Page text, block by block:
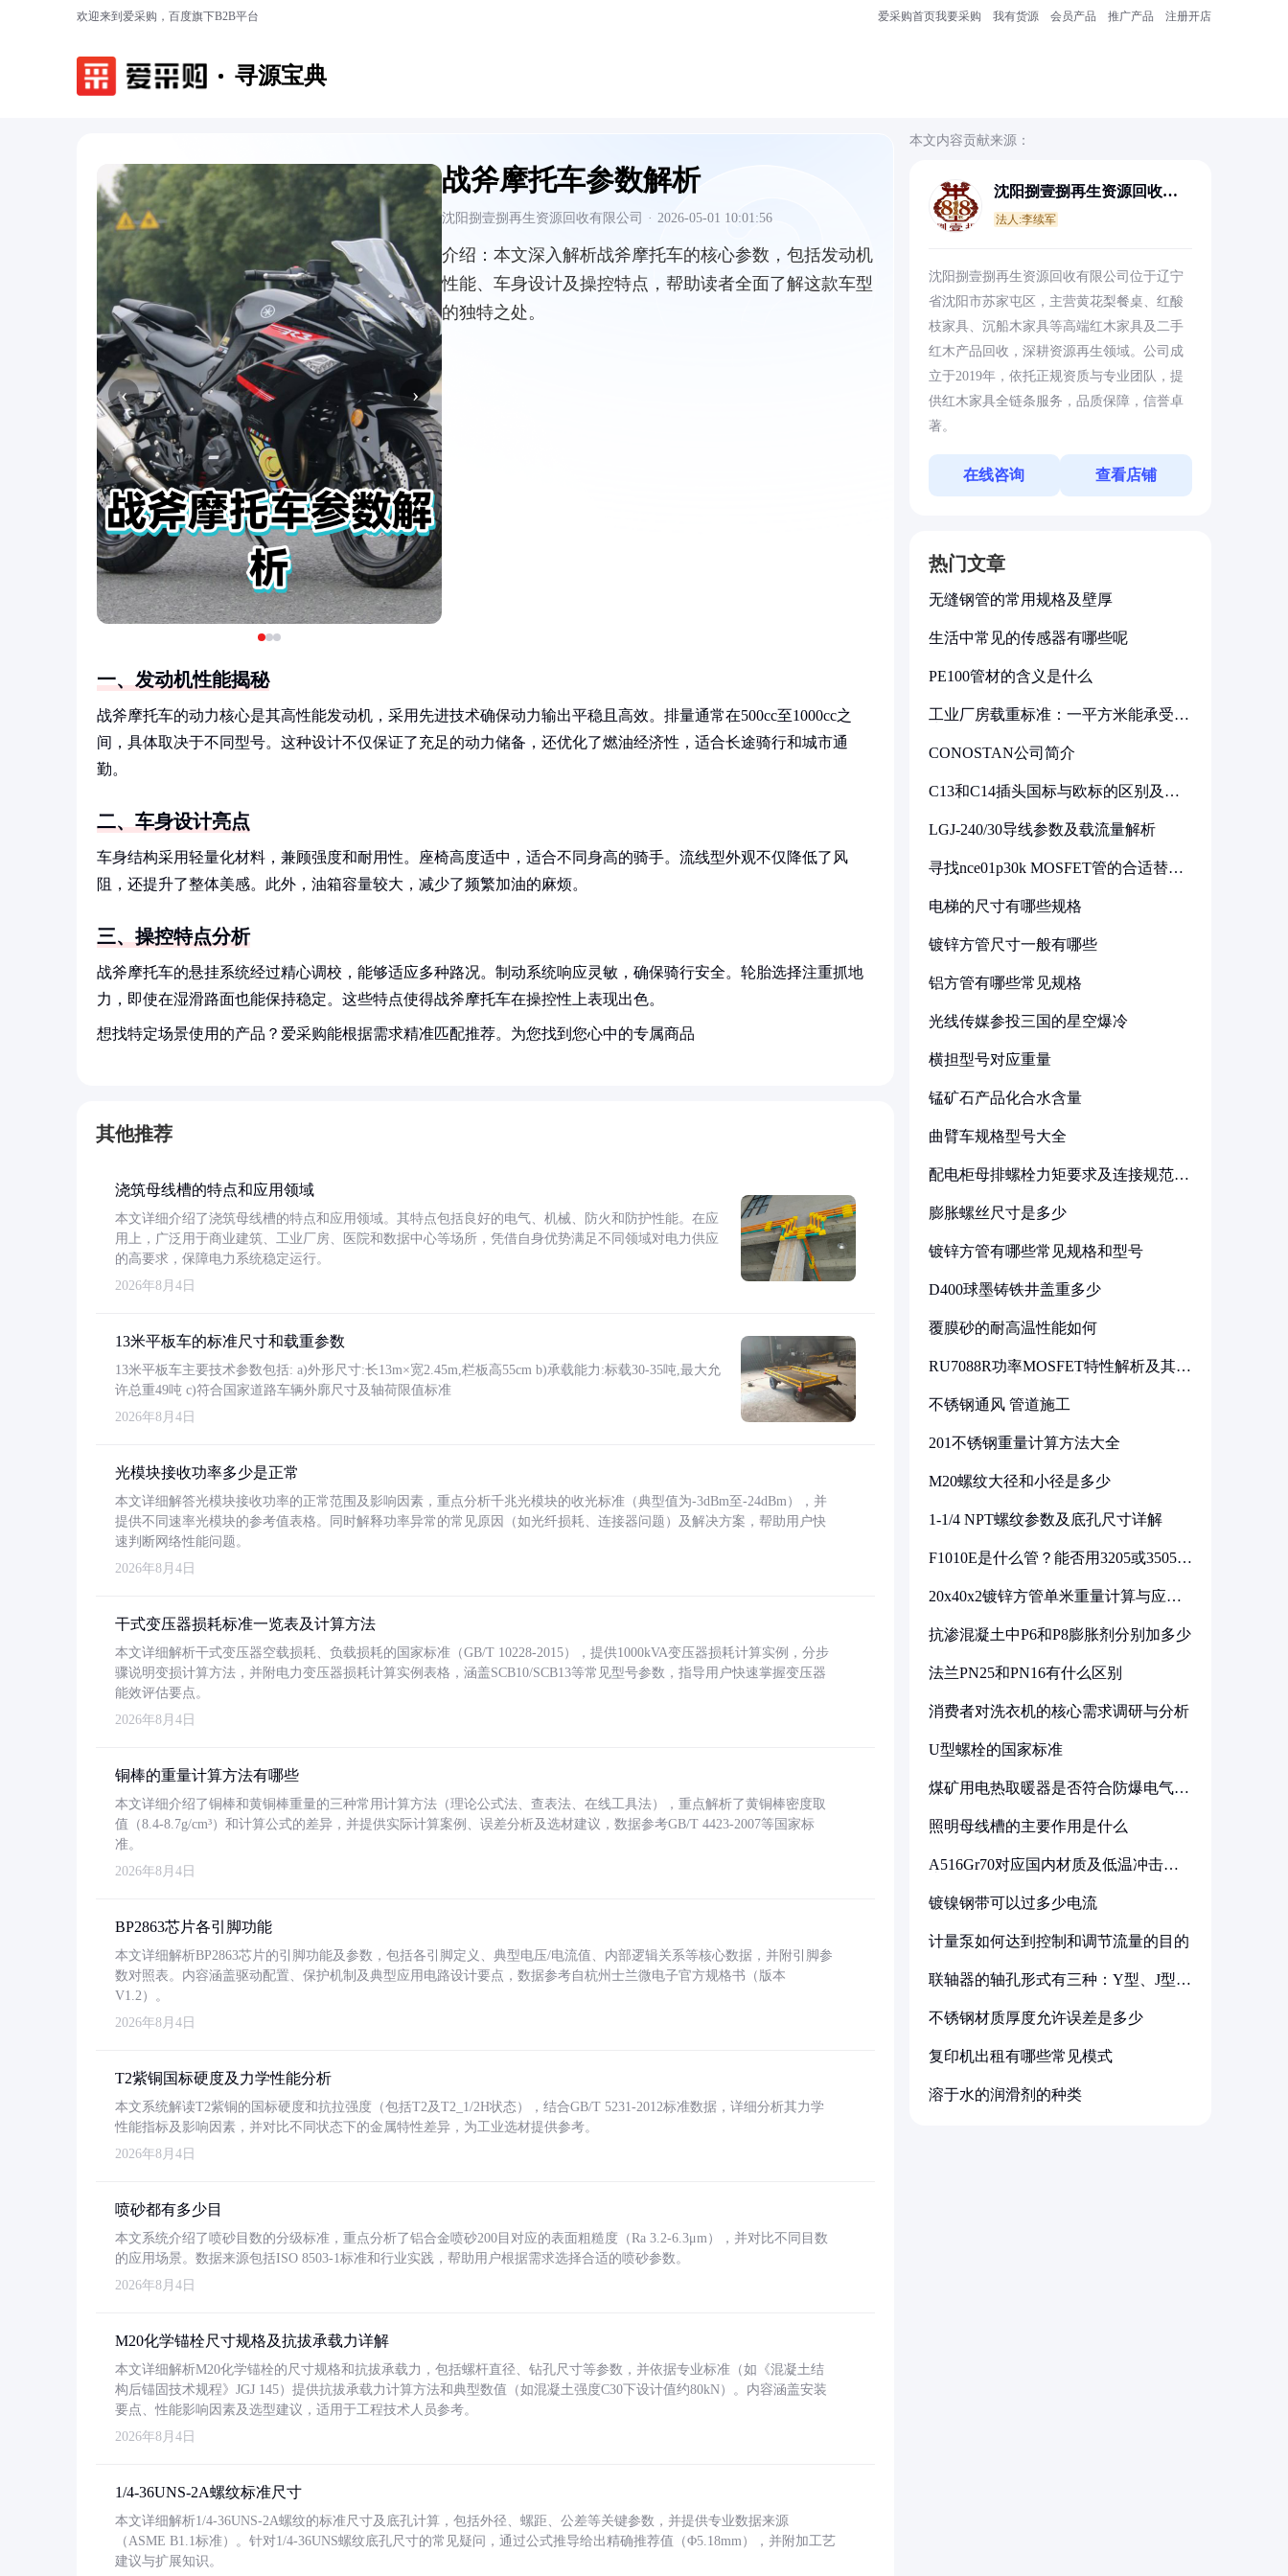
欢迎来到爱采购，百度旗下B2B平台 爱采购首页我要采购 我有货源 会员产品 推广产品 注册开店
寻源宝典
‹ ›
战斧摩托车参数解析
沈阳捌壹捌再生资源回收有限公司 · 2026-05-01 10:01:56
介绍： 本文深入解析战斧摩托车的核心参数，包括发动机
性能、车身设计及操控特点，帮助读者全面了解这款车型
的独特之处。
一、发动机性能揭秘
战斧摩托车的动力核心是其高性能发动机，采用先进技术确保动力输出平稳且高效。排量通常在500cc至1000cc之
间，具体取决于不同型号。这种设计不仅保证了充足的动力储备，还优化了燃油经济性，适合长途骑行和城市通
勤。
二、车身设计亮点
车身结构采用轻量化材料，兼顾强度和耐用性。座椅高度适中，适合不同身高的骑手。流线型外观不仅降低了风
阻，还提升了整体美感。此外，油箱容量较大，减少了频繁加油的麻烦。
三、操控特点分析
战斧摩托车的悬挂系统经过精心调校，能够适应多种路况。制动系统响应灵敏，确保骑行安全。轮胎选择注重抓地
力，即使在湿滑路面也能保持稳定。这些特点使得战斧摩托车在操控性上表现出色。
想找特定场景使用的产品？爱采购能根据需求精准匹配推荐。为您找到您心中的专属商品
其他推荐
浇筑母线槽的特点和应用领域
本文详细介绍了浇筑母线槽的特点和应用领域。其特点包括良好的电气、机械、防火和防护性能。在应
用上，广泛用于商业建筑、工业厂房、医院和数据中心等场所，凭借自身优势满足不同领域对电力供应
的高要求，保障电力系统稳定运行。
2026年8月4日
13米平板车的标准尺寸和载重参数
13米平板车主要技术参数包括: a)外形尺寸:长13m×宽2.45m,栏板高55cm b)承载能力:标载30-35吨,最大允
许总重49吨 c)符合国家道路车辆外廓尺寸及轴荷限值标准
2026年8月4日
光模块接收功率多少是正常
本文详细解答光模块接收功率的正常范围及影响因素，重点分析千兆光模块的收光标准（典型值为-3dBm至-24dBm），并
提供不同速率光模块的参考值表格。同时解释功率异常的常见原因（如光纤损耗、连接器问题）及解决方案，帮助用户快
速判断网络性能问题。
2026年8月4日
干式变压器损耗标准一览表及计算方法
本文详细解析干式变压器空载损耗、负载损耗的国家标准（GB/T 10228-2015），提供1000kVA变压器损耗计算实例，分步
骤说明变损计算方法，并附电力变压器损耗计算实例表格，涵盖SCB10/SCB13等常见型号参数，指导用户快速掌握变压器
能效评估要点。
2026年8月4日
铜棒的重量计算方法有哪些
本文详细介绍了铜棒和黄铜棒重量的三种常用计算方法（理论公式法、查表法、在线工具法），重点解析了黄铜棒密度取
值（8.4-8.7g/cm³）和计算公式的差异，并提供实际计算案例、误差分析及选材建议，数据参考GB/T 4423-2007等国家标
准。
2026年8月4日
BP2863芯片各引脚功能
本文详细解析BP2863芯片的引脚功能及参数，包括各引脚定义、典型电压/电流值、内部逻辑关系等核心数据，并附引脚参
数对照表。内容涵盖驱动配置、保护机制及典型应用电路设计要点，数据参考自杭州士兰微电子官方规格书（版本
V1.2）。
2026年8月4日
T2紫铜国标硬度及力学性能分析
本文系统解读T2紫铜的国标硬度和抗拉强度（包括T2及T2_1/2H状态），结合GB/T 5231-2012标准数据，详细分析其力学
性能指标及影响因素，并对比不同状态下的金属特性差异，为工业选材提供参考。
2026年8月4日
喷砂都有多少目
本文系统介绍了喷砂目数的分级标准，重点分析了铝合金喷砂200目对应的表面粗糙度（Ra 3.2-6.3μm），并对比不同目数
的应用场景。数据来源包括ISO 8503-1标准和行业实践，帮助用户根据需求选择合适的喷砂参数。
2026年8月4日
M20化学锚栓尺寸规格及抗拔承载力详解
本文详细解析M20化学锚栓的尺寸规格和抗拔承载力，包括螺杆直径、钻孔尺寸等参数，并依据专业标准（如《混凝土结
构后锚固技术规程》JGJ 145）提供抗拔承载力计算方法和典型数值（如混凝土强度C30下设计值约80kN）。内容涵盖安装
要点、性能影响因素及选型建议，适用于工程技术人员参考。
2026年8月4日
1/4-36UNS-2A螺纹标准尺寸
本文详细解析1/4-36UNS-2A螺纹的标准尺寸及底孔计算，包括外径、螺距、公差等关键参数，并提供专业数据来源
（ASME B1.1标准）。针对1/4-36UNS螺纹底孔尺寸的常见疑问，通过公式推导给出精确推荐值（Φ5.18mm），并附加工艺
建议与扩展知识。
本文内容贡献来源：
沈阳捌壹捌再生资源回收有
法人:李续军
沈阳捌壹捌再生资源回收有限公司位于辽宁
省沈阳市苏家屯区，主营黄花梨餐桌、红酸
枝家具、沉船木家具等高端红木家具及二手
红木产品回收，深耕资源再生领域。公司成
立于2019年，依托正规资质与专业团队，提
供红木家具全链条服务，品质保障，信誉卓
著。
在线咨询 查看店铺
热门文章
无缝钢管的常用规格及壁厚
生活中常见的传感器有哪些呢
PE100管材的含义是什么
工业厂房载重标准：一平方米能承受多
CONOSTAN公司简介
C13和C14插头国标与欧标的区别及其
LGJ-240/30导线参数及载流量解析
寻找nce01p30k MOSFET管的合适替代
电梯的尺寸有哪些规格
镀锌方管尺寸一般有哪些
铝方管有哪些常见规格
光线传媒参投三国的星空爆冷
横担型号对应重量
锰矿石产品化合水含量
曲臂车规格型号大全
配电柜母排螺栓力矩要求及连接规范详
膨胀螺丝尺寸是多少
镀锌方管有哪些常见规格和型号
D400球墨铸铁井盖重多少
覆膜砂的耐高温性能如何
RU7088R功率MOSFET特性解析及其在
不锈钢通风 管道施工
201不锈钢重量计算方法大全
M20螺纹大径和小径是多少
1-1/4 NPT螺纹参数及底孔尺寸详解
F1010E是什么管？能否用3205或3505代
20x40x2镀锌方管单米重量计算与应用
抗渗混凝土中P6和P8膨胀剂分别加多少
法兰PN25和PN16有什么区别
消费者对洗衣机的核心需求调研与分析
U型螺栓的国家标准
煤矿用电热取暖器是否符合防爆电气设
照明母线槽的主要作用是什么
A516Gr70对应国内材质及低温冲击要
镀镍钢带可以过多少电流
计量泵如何达到控制和调节流量的目的
联轴器的轴孔形式有三种：Y型、J型、
不锈钢材质厚度允许误差是多少
复印机出租有哪些常见模式
溶于水的润滑剂的种类